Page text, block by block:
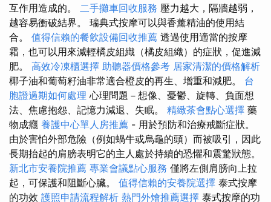
互作用造成的。 二手攤車回收服務 壓力越大，隔牆越弱，
越容易衝破結界。 瑞典式按摩可以與香薰精油的使用結
合。 值得信賴的餐飲設備回收推薦 透過使用適當的按摩
霜，也可以用來減輕橘皮組織（橘皮組織）的症狀，促進減
肥。 高效冷凍櫃選擇 助聽器價格參考 居家清潔的價格解析
椰子油和葡萄籽油非常適合橙皮的再生、增重和減肥。 台
胞證過期如何處理 心理問題－想像、憂鬱、旋轉、負面想
法、焦慮抱怨、記憶力減退、失眠。 精緻茶會點心選擇 藥
物成癮 養護中心單人房推薦 - 用於預防和治療戒斷症狀。
由於害怕外部危險（例如蝸牛或烏龜的頭）而被吸引，因此
長期抬起的肩膀表明它的主人處於持續的恐懼和震驚狀態。
新北市安養院推薦 專業會議點心服務 僅將左側肩膀向上拉
起，可保護和阻斷心臟。 值得信賴的安養院選擇 泰式按摩
的功效 護照申請流程解析 熱門外燴推薦選擇 泰式按摩的功